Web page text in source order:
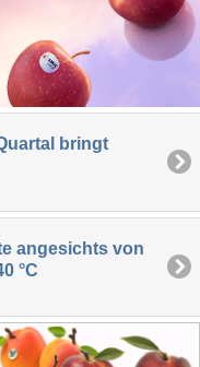
bringt
angesichts von
°C